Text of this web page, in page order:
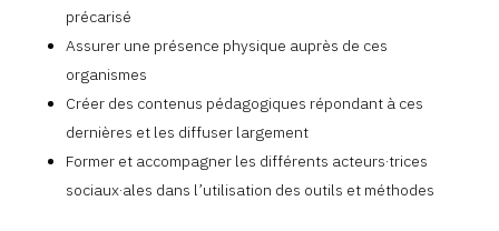
précarisé
Assurer une présence physique auprès de ces
organismes
Créer des contenus pédagogiques répondant à ces
dernières et les diffuser largement
Former et accompagner les différents acteurs·trices
sociaux·ales dans l’utilisation des outils et méthodes